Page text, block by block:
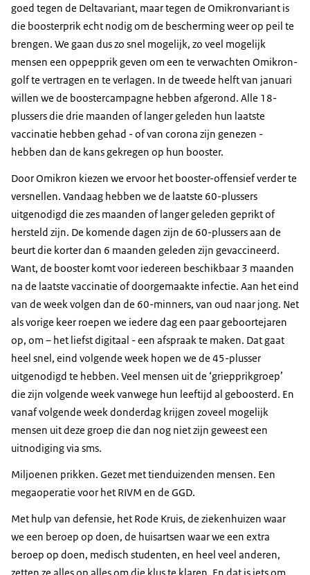
goed tegen de Deltavariant, maar tegen de Omikronvariant is
die boosterprik echt nodig om de bescherming weer op peil te
brengen. We gaan dus zo snel mogelijk, zo veel mogelijk
mensen een oppepprik geven om een te verwachten Omikron-
golf te vertragen en te verlagen. In de tweede helft van januari
willen we de boostercampagne hebben afgerond. Alle 18-
plussers die drie maanden of langer geleden hun laatste
vaccinatie hebben gehad - of van corona zijn genezen -
hebben dan de kans gekregen op hun booster.
Door Omikron kiezen we ervoor het booster-offensief verder te
versnellen. Vandaag hebben we de laatste 60-plussers
uitgenodigd die zes maanden of langer geleden geprikt of
hersteld zijn. De komende dagen zijn de 60-plussers aan de
beurt die korter dan 6 maanden geleden zijn gevaccineerd.
Want, de booster komt voor iedereen beschikbaar 3 maanden
na de laatste vaccinatie of doorgemaakte infectie. Aan het eind
van de week volgen dan de 60-minners, van oud naar jong. Net
als vorige keer roepen we iedere dag een paar geboortejaren
op, om – het liefst digitaal - een afspraak te maken. Dat gaat
heel snel, eind volgende week hopen we de 45-plusser
uitgenodigd te hebben. Veel mensen uit de ‘griepprikgroep’
die zijn volgende week vanwege hun leeftijd al geboosterd. En
vanaf volgende week donderdag krijgen zoveel mogelijk
mensen uit deze groep die dan nog niet zijn geweest een
uitnodiging via sms.
Miljoenen prikken. Gezet met tienduizenden mensen. Een
megaoperatie voor het RIVM en de GGD.
Met hulp van defensie, het Rode Kruis, de ziekenhuizen waar
we een beroep op doen, de huisartsen waar we een extra
beroep op doen, medisch studenten, en heel veel anderen,
zetten ze alles op alles om die klus te klaren. En dat is iets om